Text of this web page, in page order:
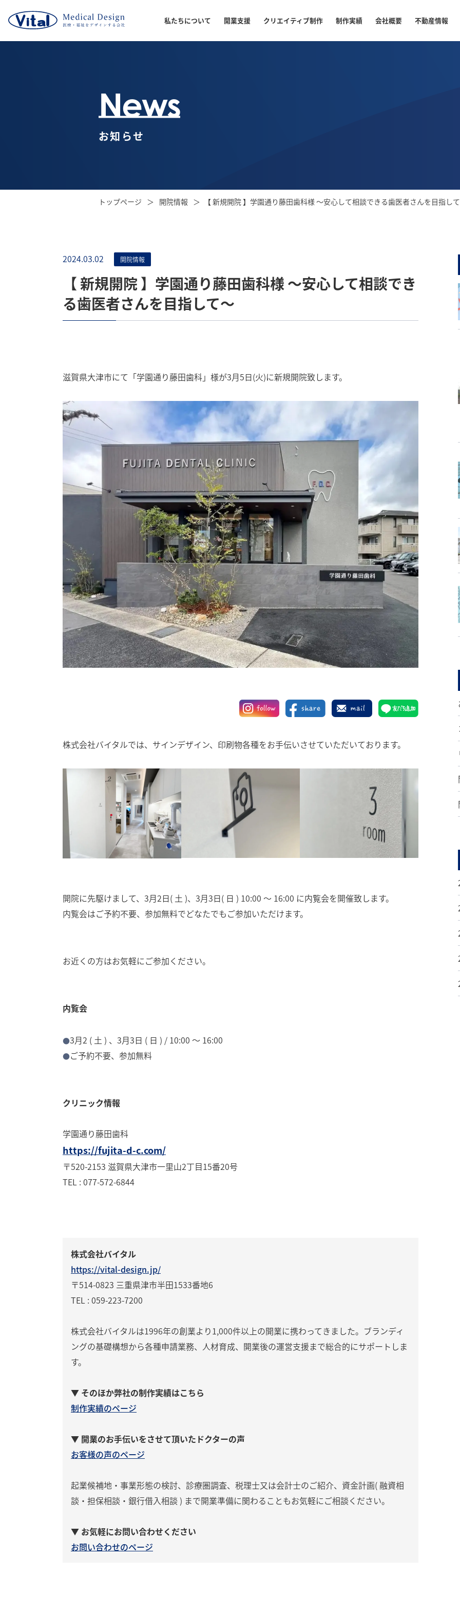
私たちについて 開業支援 クリエイティブ制作 制作実績 会社概要 不動産情報
News
お知らせ
トップページ 開院情報 【 新規開院 】学園通り藤田歯科様 〜安心して相談できる歯医者さんを目指し
2024.03.02 開院情報
【 新規開院 】学園通り藤田歯科様 〜安心して相談でき
る歯医者さんを目指して〜
滋賀県大津市にて「学園通り藤田歯科」様が3月5日(火)に新規開院致します。
株式会社バイタルでは、サインデザイン、印刷物各種をお手伝いさせていただいております。
開院に先駆けまして、3月2日( 土 )、3月3日( 日 ) 10:00 〜 16:00 に内覧会を開催致します。
内覧会はご予約不要、参加無料でどなたでもご参加いただけます。
お近くの方はお気軽にご参加ください。
内覧会
3月2 ( 土 ) 、3月3日 ( 日 ) / 10:00 〜 16:00
ご予約不要、参加無料
クリニック情報
学園通り藤田歯科
https://fujita-d-c.com/
〒520-2153 滋賀県大津市一里山2丁目15番20号
TEL : 077-572-6844
株式会社バイタル
https://vital-design.jp/
〒514-0823 三重県津市半田1533番地6
TEL : 059-223-7200
株式会社バイタルは1996年の創業より1,000件以上の開業に携わってきました。ブランディ
ングの基礎構想から各種申請業務、人材育成、開業後の運営支援まで総合的にサポートしま
す。
▼ そのほか弊社の制作実績はこちら
制作実績のページ
▼ 開業のお手伝いをさせて頂いたドクターの声
お客様の声のページ
起業候補地・事業形態の検討、診療圏調査、税理士又は会計士のご紹介、資金計画( 融資相
談・担保相談・銀行借入相談 ) まで開業準備に関わることもお気軽にご相談ください。
▼ お気軽にお問い合わせください
お問い合わせのページ